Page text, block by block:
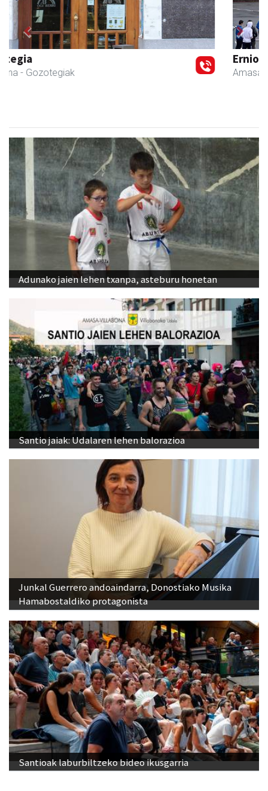
Erniobea BHI
Amasa-Villabona
Previous Next
Adunako jaien lehen txanpa, asteburu honetan
Santio jaiak: Udalaren lehen balorazioa
Junkal Guerrero andoaindarra, Donostiako Musika
Hamabostaldiko protagonista
Santioak laburbiltzeko bideo ikusgarria